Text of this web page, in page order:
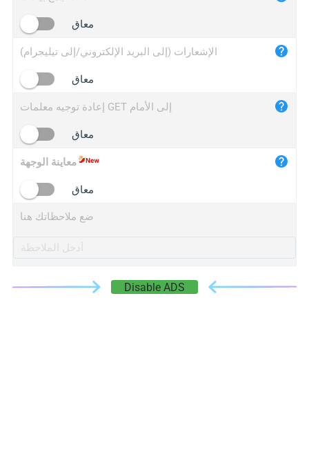
iplogger.cn
معاق
الإشعارات (إلى البريد الإلكتروني/إلى تيليجرام)
معاق
إعادة توجيه معلمات GET إلى الأمام
معاق
معاينة الوجهة
معاق
ضع ملاحظاتك هنا
Disable ADS